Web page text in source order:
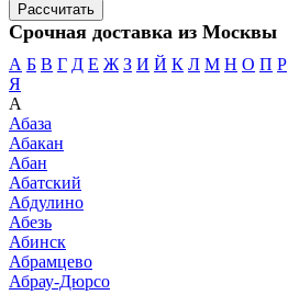
Срочная доставка из Москвы
А Б В Г Д Е Ж З И Й К Л М Н О П Р
Я
А
Абаза
Абакан
Абан
Абатский
Абдулино
Абезь
Абинск
Абрамцево
Абрау-Дюрсо